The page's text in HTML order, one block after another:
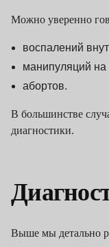
Можно уверенно
воспалений
манипуляций на
абортов.
В большинстве
диагностики.
Выше мы детально